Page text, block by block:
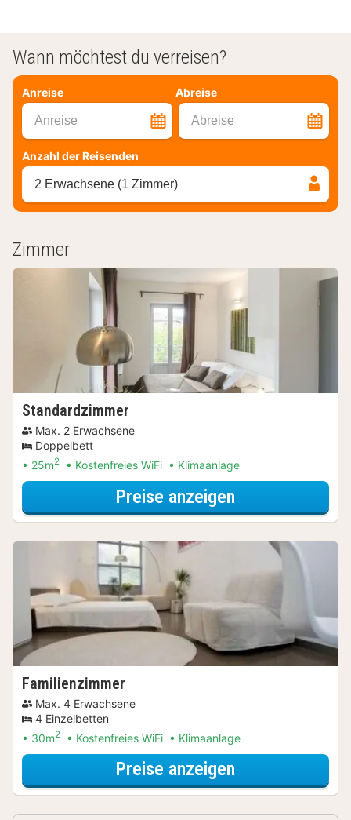
Wann möchtest du verreisen?
Anreise Abreise
Anreise Abreise
Anzahl der Reisenden
2 Erwachsene (1 Zimmer)
Zimmer
Standardzimmer
Max. 2 Erwachsene
Doppelbett
25m2 Kostenfreies WiFi Klimaanlage
Preise anzeigen
Familienzimmer
Max. 4 Erwachsene
4 Einzelbetten
30m2 Kostenfreies WiFi Klimaanlage
Preise anzeigen